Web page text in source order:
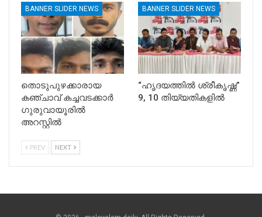
BANNER SLIDER NEWS
തൊടുപുഴക്കാരായ
കഞ്ചാവ് കച്ചവടക്കാർ
ഗുരുവായൂരിൽ
അറസ്റ്റിൽ
BANNER SLIDER NEWS
“ഹൃദയത്തിൽ ശ്രീകൃഷ്ണ”
9, 10 തിയ്യതികളിൽ
PREV NEXT